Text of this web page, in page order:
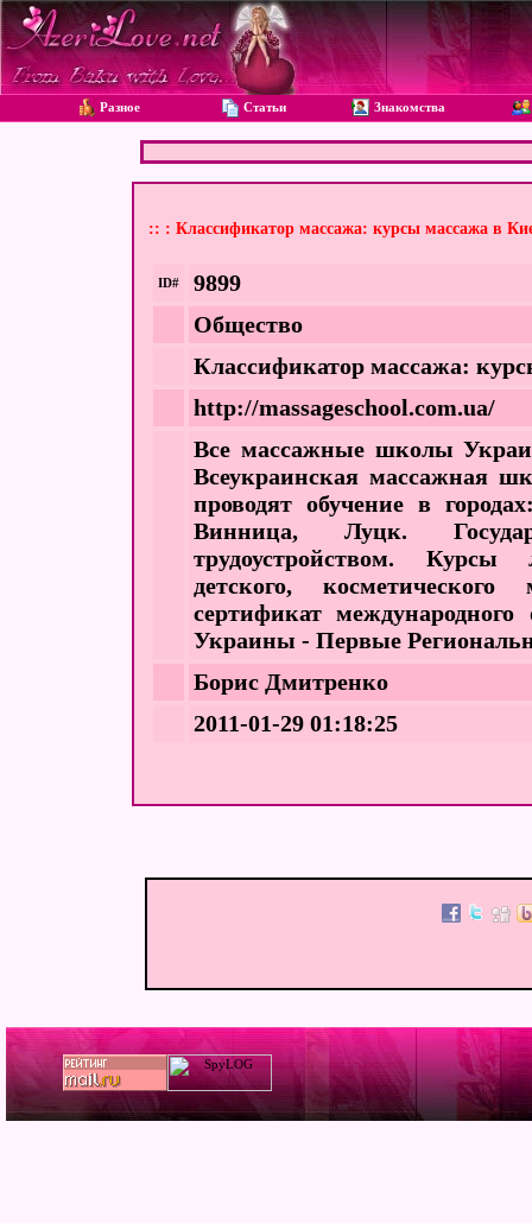
Разное Статьи Знакомства
:: : Классификатор массажа: курсы массажа в
ID#
9899
Общество
Классификатор массажа:
http://massageschool.com.ua/
Все массажные школы
Всеукраинская массажная
проводят обучение в
Винница, Луцк.
трудоустройством. Курсы
детского,
сертификат
Украины - Первые
Борис Дмитренко
2011-01-29 01:18:25